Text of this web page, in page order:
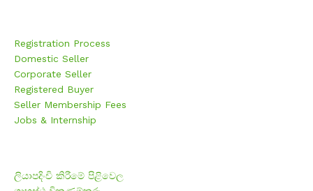
Registration Process
Domestic Seller
Corporate Seller
Registered Buyer
Seller Membership Fees
Jobs & Internship
ලියාපදිංචි කිරීමේ පිළිවෙල